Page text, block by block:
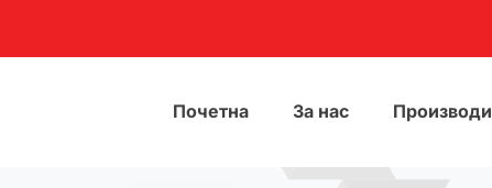
Почетна За нас Производи